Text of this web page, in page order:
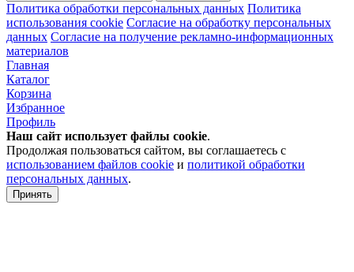
Политика обработки персональных данных Политика
использования cookie Согласие на обработку персональных
данных Согласие на получение рекламно-информационных
материалов
Главная
Каталог
Корзина
Избранное
Профиль
Наш сайт использует файлы cookie.
Продолжая пользоваться сайтом, вы соглашаетесь с
использованием файлов cookie и политикой обработки
персональных данных.
Принять